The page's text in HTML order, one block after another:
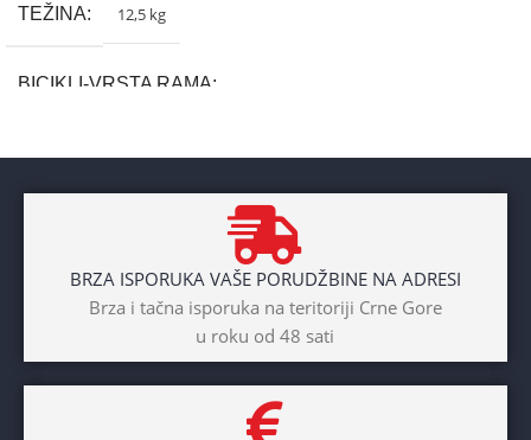
TEŽINA 12,5 kg
BICIKLI-VRSTA RAMA
Unisex
BRZA ISPORUKA VAŠE PORUDŽBINE NA ADRESI
Brza i tačna isporuka na teritoriji Crne Gore
u roku od 48 sati